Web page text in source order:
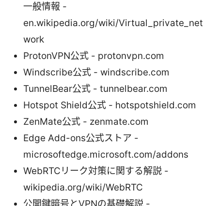
一般情報 -
en.wikipedia.org/wiki/Virtual_private_net
work
ProtonVPN公式 - protonvpn.com
Windscribe公式 - windscribe.com
TunnelBear公式 - tunnelbear.com
Hotspot Shield公式 - hotspotshield.com
ZenMate公式 - zenmate.com
Edge Add-ons公式ストア -
microsoftedge.microsoft.com/addons
WebRTCリーク対策に関する解説 -
wikipedia.org/wiki/WebRTC